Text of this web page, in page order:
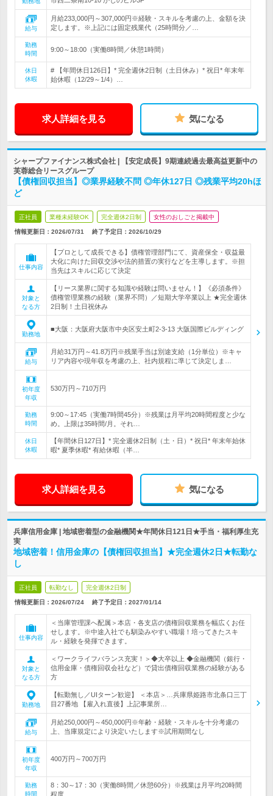
給与
月給233,000円～307,000円※経験・スキルを考慮の上、金額を決
定します。※上記には固定残業代（25時間分／…
勤務
時間
9:00～18:00（実働8時間／休憩1時間）
休日
休暇
# 【年間休日126日】* 完全週休2日制（土日休み）* 祝日* 年末年
始休暇（12/29～1/4）…
求人詳細を見る 気になる
シャープファイナンス株式会社 | 【安定成長】9期連続過去最高益更新中の
芙蓉総合リースグループ
【債権回収担当】◎業界経験不問 ◎年休127日 ◎残業平均20hほ
ど
正社員 業種未経験OK 完全週休2日制 女性のおしごと掲載中
情報更新日：2026/07/31 終了予定日： 2026/10/29
仕事内容
【プロとして成長できる】債権管理部門にて、資産保全・収益最
大化に向けた回収交渉や法的措置の実行などを主導します。※担
当先はスキルに応じて決定
対象と
なる方
【リース業界に関する知識や経験は問いません！】《必須条件》
債権管理業務の経験（業界不問）／短期大学卒業以上 ★完全週休
2日制！土日祝休み
勤務地
■大阪：大阪府大阪市中央区安土町2-3-13 大阪国際ビルディング
給与
月給31万円～41.8万円※残業手当は別途支給（1分単位）※キャ
リア内容や現年収を考慮の上、社内規程に準じて決定しま…
初年度
年収
530万円～710万円
勤務
時間
9:00～17:45（実働7時間45分）※残業は月平均20時間程度と少な
め。上限は35時間/月。それ…
休日
休暇
【年間休日127日】* 完全週休2日制（土・日）* 祝日* 年末年始休
暇* 夏季休暇* 有給休暇（半…
求人詳細を見る 気になる
兵庫信用金庫 | 地域密着型の金融機関★年間休日121日★手当・福利厚生充
実
地域密着！信用金庫の【債権回収担当】★完全週休2日★転勤な
し
正社員 転勤なし 完全週休2日制
情報更新日：2026/07/24 終了予定日： 2027/01/14
仕事内容
＜当庫管理課へ配属＞本店・各支店の債権回収業務を幅広くお任
せします。※中途入社でも馴染みやすい職場！培ってきたスキ
ル・経験を発揮できます。
対象と
なる方
＜ワークライフバランス充実！＞◆大卒以上 ◆金融機関（銀行・
信用金庫・債権回収会社など）で貸出債権回収業務の経験がある
方
勤務地
【転勤無し／UIターン歓迎】 ＜本店＞…兵庫県姫路市北条口三丁
目27番地 【雇入れ直後】上記事業所…
給与
月給250,000円～450,000円※年齢・経験・スキルを十分考慮の
上、当庫規定により決定いたします※試用期間なし
初年度
年収
400万円～700万円
勤務
時間
8：30～17：30（実働8時間／休憩60分）※残業は月平均20時間
程度